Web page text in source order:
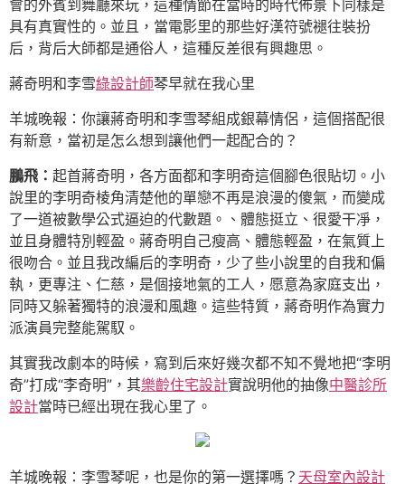
會的外賓到舞廳來玩，這種情節在當時的時代佈景下同樣是
具有真實性的。並且，當電影里的那些好漢符號褪往裝扮
后，背后大師都是通俗人，這種反差很有興趣思。
蔣奇明和李雪綠設計師琴早就在我心里
羊城晚報：你讓蔣奇明和李雪琴組成銀幕情侶，這個搭配很
有新意，當初是怎么想到讓他們一起配合的？
鵬飛： 起首蔣奇明，各方面都和李明奇這個腳色很貼切。小
說里的李明奇棱角清楚他的單戀不再是浪漫的傻氣，而變成
了一道被數學公式逼迫的代數題。、體態挺立、很愛干凈，
並且身體特別輕盈。蔣奇明自己瘦高、體態輕盈，在氣質上
很吻合。並且我改編后的李明奇，少了些小說里的自我和偏
執，更專注、仁慈，是個接地氣的工人，愿意為家庭支出，
同時又躲著獨特的浪漫和風趣。這些特質，蔣奇明作為實力
派演員完整能駕馭。
其實我改劇本的時候，寫到后來好幾次都不知不覺地把“李明
奇”打成“李奇明”，其樂齡住宅設計實說明他的抽像中醫診所
設計當時已經出現在我心里了。
羊城晚報：李雪琴呢，也是你的第一選擇嗎？ 天母室內設計